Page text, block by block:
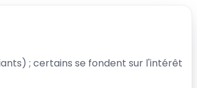
; certains se fondent sur l'intérêt